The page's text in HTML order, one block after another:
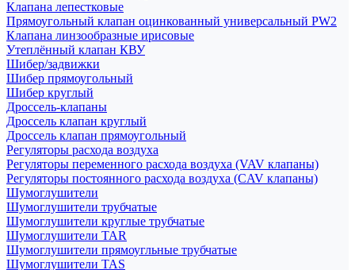
Клапана лепестковые
Прямоугольный клапан оцинкованный универсальный PW2
Клапана линзообразные ирисовые
Утеплённый клапан КВУ
Шибер/задвижки
Шибер прямоугольный
Шибер круглый
Дроссель-клапаны
Дроссель клапан круглый
Дроссель клапан прямоугольный
Регуляторы расхода воздуха
Регуляторы переменного расхода воздуха (VAV клапаны)
Регуляторы постоянного расхода воздуха (CAV клапаны)
Шумоглушители
Шумоглушители трубчатые
Шумоглушители круглые трубчатые
Шумоглушители TAR
Шумоглушители прямоугльные трубчатые
Шумоглушители TAS